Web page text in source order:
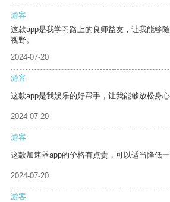
游客
这款app是我学习路上的良师益友，让我能够
视野。
2024-07-20
游客
这款app是我娱乐的好帮手，让我能够放松身心
2024-07-20
游客
这款加速器app的价格有点贵，可以适当降低
2024-07-20
游客